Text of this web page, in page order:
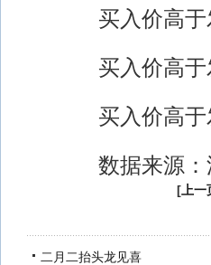
买入价高于发
买入价高于发
买入价高于发
数据来源：
[ 上
二月二抬头龙见喜